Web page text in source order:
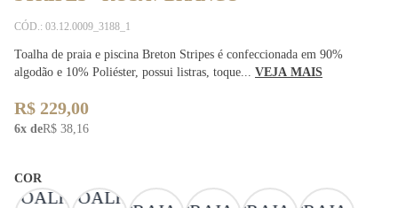
CÓD.: 03.12.0009_3188_1
Toalha de praia e piscina Breton Stripes é confeccionada em 90%
algodão e 10% Poliéster, possui listras, toque... VEJA MAIS
R$ 229,00
6x deR$ 38,16
COR